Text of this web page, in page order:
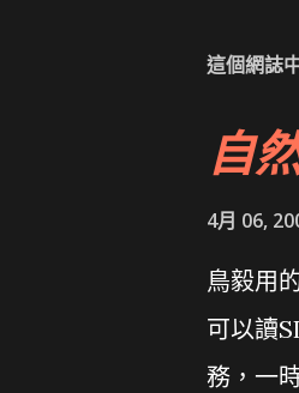
這個網誌
自
4月 06,
鳥毅用
可以讀
務，一